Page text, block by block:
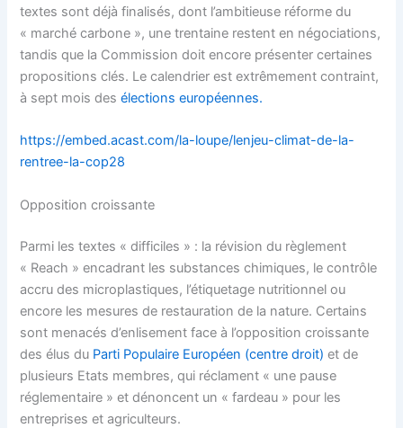
textes sont déjà finalisés, dont l’ambitieuse réforme du
« marché carbone », une trentaine restent en négociations,
tandis que la Commission doit encore présenter certaines
propositions clés. Le calendrier est extrêmement contraint,
à sept mois desélections européennes.
https://embed.acast.com/la-loupe/lenjeu-climat-de-la-
rentree-la-cop28
Opposition croissante
Parmi les textes « difficiles » : la révision du règlement
« Reach » encadrant les substances chimiques, le contrôle
accru des microplastiques, l’étiquetage nutritionnel ou
encore les mesures de restauration de la nature. Certains
sont menacés d’enlisement face à l’opposition croissante
des élus du Parti Populaire Européen (centre droit) et de
plusieurs Etats membres, qui réclament « une pause
réglementaire » et dénoncent un « fardeau » pour les
entreprises et agriculteurs.